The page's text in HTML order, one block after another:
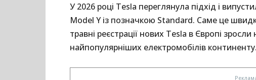
У 2026 році Tesla переглянула підхід і
Model Y із позначкою Standard. Саме це
травні реєстрації нових Tesla в Європі
найпопулярніших електромобілів континенту.